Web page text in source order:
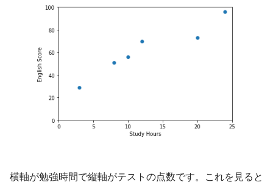
引用元 :
横軸が勉強時間で縦軸がテストの点数です。これを見ると